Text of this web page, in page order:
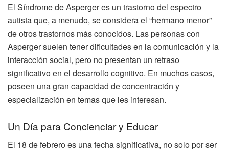
El Síndrome de Asperger es un trastorno del espectro
autista que, a menudo, se considera el “hermano menor”
de otros trastornos más conocidos. Las personas con
Asperger suelen tener dificultades en la comunicación y la
interacción social, pero no presentan un retraso
significativo en el desarrollo cognitivo. En muchos casos,
poseen una gran capacidad de concentración y
especialización en temas que les interesan.
Un Día para Concienciar y Educar
El 18 de febrero es una fecha significativa, no solo por ser